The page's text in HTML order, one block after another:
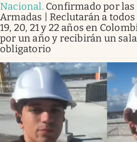
Nacional. Confirmado por las
Armadas | Reclutarán a
19, 20, 21 y 22 años en
por un año y recibirán un
obligatorio